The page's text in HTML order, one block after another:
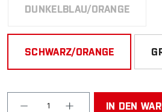
DUNKELBLAU/ORANGE
(DIESE OPTION IST
SCHWARZ/ORANGE
Produkt Anzahl: Gib den
IN DEN